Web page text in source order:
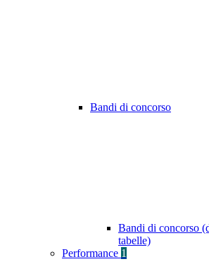
Bandi di concorso
Bandi di concorso
tabelle)
Performance 1